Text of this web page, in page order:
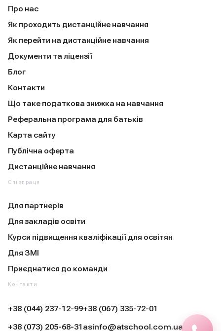
Про нас
Як проходить дистанційне навчання
Як перейти на дистанційне навчання
Документи та ліцензії
Блог
Контакти
Що таке податкова знижка на навчання
Реферальна програма для батьків
Карта сайту
Публічна оферта
Дистанційне навчання
Співпраця
Для партнерів
Для закладів освіти
Курси підвищення кваліфікації для освітян
Для ЗМІ
Приєднатися до команди
Контакти
+38 (044) 237-12-99+38 (067) 335-72-01
+38 (073) 205-68-31 asinfo@atschool.com.ua